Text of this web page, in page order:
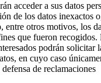
acceder a sus datos
de los datos inexactos
entre otros motivos, los
que fueron recogidos.
podrán solicitar
en cuyo caso
de reclamaciones